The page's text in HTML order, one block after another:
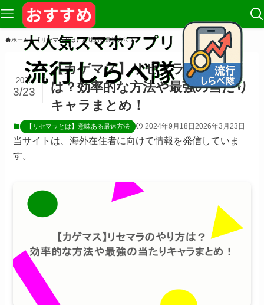
ホーム 【リセマラとは】意味ある最速方法
【カゲマス】リセマラのやり方
は？効率的な方法や最強の当たり
キャラまとめ！
2026
3/23
【リセマラとは】意味ある最速方法 2024年9月18日2026年3月23日
当サイトは、海外在住者に向けて情報を発信していま
す。